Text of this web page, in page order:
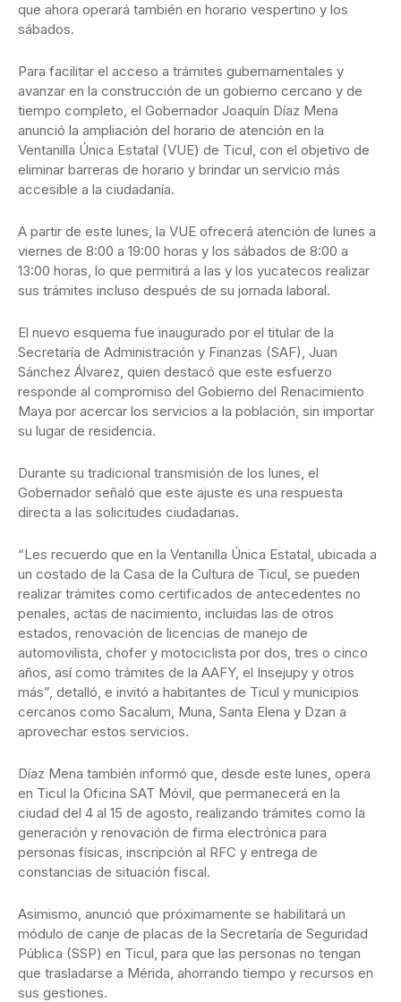
que ahora operará también en horario vespertino y los
sábados.
Para facilitar el acceso a trámites gubernamentales y
avanzar en la construcción de un gobierno cercano y de
tiempo completo, el Gobernador Joaquín Díaz Mena
anunció la ampliación del horario de atención en la
Ventanilla Única Estatal (VUE) de Ticul, con el objetivo de
eliminar barreras de horario y brindar un servicio más
accesible a la ciudadanía.
A partir de este lunes, la VUE ofrecerá atención de lunes a
viernes de 8:00 a 19:00 horas y los sábados de 8:00 a
13:00 horas, lo que permitirá a las y los yucatecos realizar
sus trámites incluso después de su jornada laboral.
El nuevo esquema fue inaugurado por el titular de la
Secretaría de Administración y Finanzas (SAF), Juan
Sánchez Álvarez, quien destacó que este esfuerzo
responde al compromiso del Gobierno del Renacimiento
Maya por acercar los servicios a la población, sin importar
su lugar de residencia.
Durante su tradicional transmisión de los lunes, el
Gobernador señaló que este ajuste es una respuesta
directa a las solicitudes ciudadanas.
“Les recuerdo que en la Ventanilla Única Estatal, ubicada a
un costado de la Casa de la Cultura de Ticul, se pueden
realizar trámites como certificados de antecedentes no
penales, actas de nacimiento, incluidas las de otros
estados, renovación de licencias de manejo de
automovilista, chofer y motociclista por dos, tres o cinco
años, así como trámites de la AAFY, el Insejupy y otros
más”, detalló, e invitó a habitantes de Ticul y municipios
cercanos como Sacalum, Muna, Santa Elena y Dzan a
aprovechar estos servicios.
Díaz Mena también informó que, desde este lunes, opera
en Ticul la Oficina SAT Móvil, que permanecerá en la
ciudad del 4 al 15 de agosto, realizando trámites como la
generación y renovación de firma electrónica para
personas físicas, inscripción al RFC y entrega de
constancias de situación fiscal.
Asimismo, anunció que próximamente se habilitará un
módulo de canje de placas de la Secretaría de Seguridad
Pública (SSP) en Ticul, para que las personas no tengan
que trasladarse a Mérida, ahorrando tiempo y recursos en
sus gestiones.